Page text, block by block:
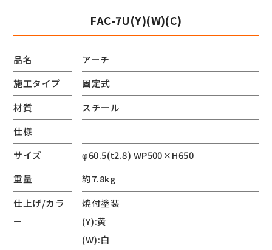
FAC-7U(Y)(W)(C)
品名
アーチ
施工タイプ
固定式
材質
スチール
仕様
サイズ
φ60.5(t2.8) WP500×H650
重量
約7.8kg
仕上げ/カラ
ー
焼付塗装
(Y):黄
(W):白